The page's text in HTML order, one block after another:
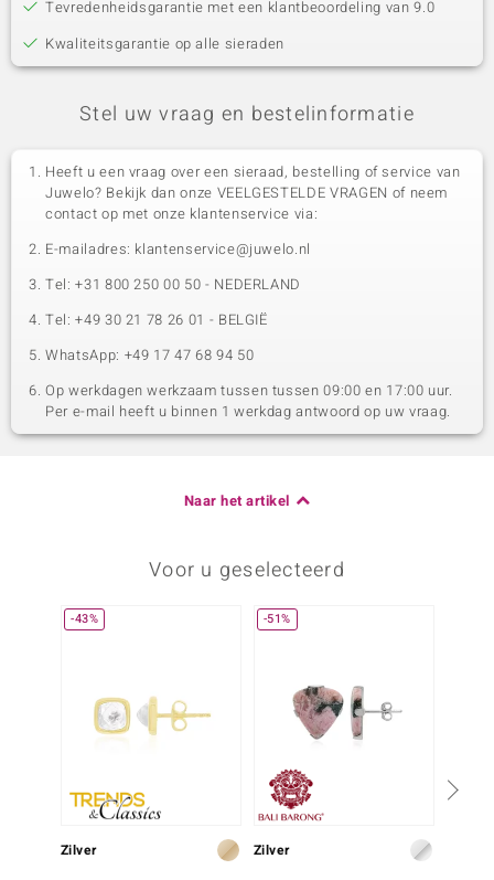
Tevredenheidsgarantie met een klantbeoordeling van 9.0
Kwaliteitsgarantie op alle sieraden
Stel uw vraag en bestelinformatie
Heeft u een vraag over een sieraad, bestelling of service van
Juwelo? Bekijk dan onze VEELGESTELDE VRAGEN of neem
contact op met onze klantenservice via:
E-mailadres: klantenservice@juwelo.nl
Tel: +31 800 250 00 50 - NEDERLAND
Tel: +49 30 21 78 26 01 - BELGIË
WhatsApp: +49 17 47 68 94 50
Op werkdagen werkzaam tussen tussen 09:00 en 17:00 uur.
Per e-mail heeft u binnen 1 werkdag antwoord op uw vraag.
Naar het artikel
Voor u geselecteerd
-43%
Zilver
-51%
Zilver